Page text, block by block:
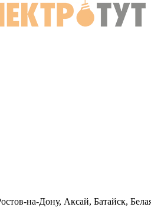
на-Дону, Аксай, Батайск,